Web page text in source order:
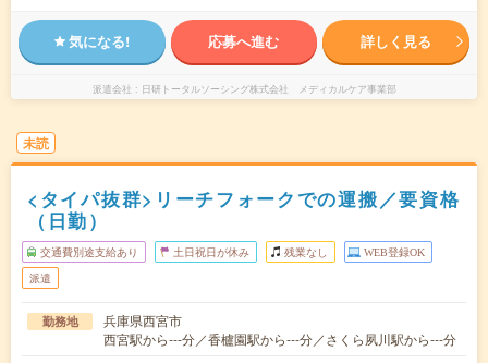
気になる! 応募へ進む 詳しく見る
派遣会社 日研トータルソーシング株式会社 メディカルケア事業部
未読
<タイパ抜群>リーチフォークでの運搬／要資格
（日勤）
交通費別途支給あり 土日祝日が休み 残業なし WEB登録OK
派遣
勤務地
兵庫県西宮市
西宮駅から---分／香櫨園駅から---分／さくら夙川駅から---分